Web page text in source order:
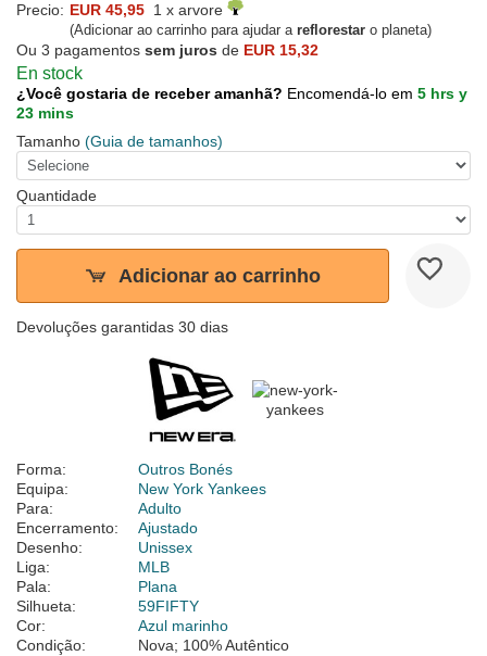
Precio: EUR 45,95 1 x arvore
(Adicionar ao carrinho para ajudar a reflorestar o planeta)
Ou 3 pagamentos sem juros de EUR 15,32
En stock
¿Você gostaria de receber amanhã? Encomendá-lo em 5 hrs y
23 mins
Tamanho (Guia de tamanhos)
Quantidade
Adicionar ao carrinho
Devoluções garantidas 30 dias
Forma:
Outros Bonés
Equipa:
New York Yankees
Para:
Adulto
Encerramento:
Ajustado
Desenho:
Unissex
Liga:
MLB
Pala:
Plana
Silhueta:
59FIFTY
Cor:
Azul marinho
Condição:
Nova; 100% Autêntico